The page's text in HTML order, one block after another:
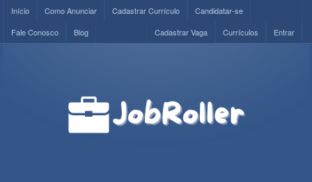
Início Como Anunciar Cadastrar Currículo
Candidatar-se
Fale Conosco
Blog Entrar
Currículos
Cadastrar Vaga